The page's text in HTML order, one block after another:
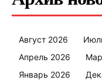
Август 2026
Апрель 2026
Январь 2026